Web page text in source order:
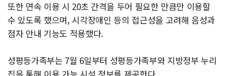
또한 연속 이용 시 20초 간격을 두어 필요한 만큼만 이용할
수 있도록 했으며, 시각장애인 등의 접근성을 고려해 음성과
점자 안내 기능도 적용했다.
성평등가족부는 7월 6일부터 성평등가족부와 지방정부 누리